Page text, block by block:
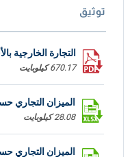
توثيق
التجارة الخارجية
670.17 كيلوبايت
الميزان التجاري
28.08 كيلوبايت
الميزان التجاري